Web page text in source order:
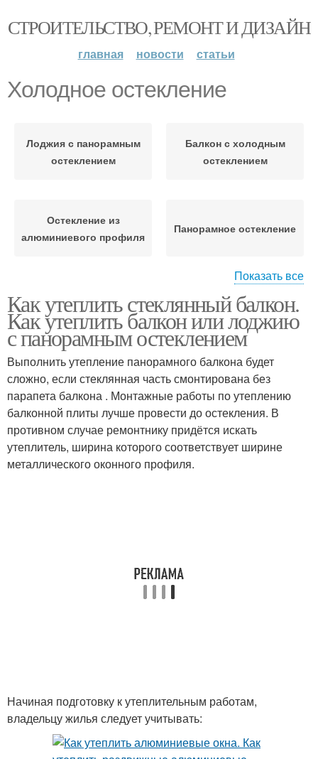
СТРОИТЕЛЬСТВО, РЕМОНТ И ДИЗАЙН
главная новости статьи
Холодное остекление
Лоджия с панорамным
остеклением
Балкон с холодным
остеклением
Остекление из
алюминиевого профиля
Панорамное остекление
Теплое остекление
Показать все
Как утеплить стеклянный балкон.
Как утеплить балкон или лоджию
с панорамным остеклением
Выполнить утепление панорамного балкона будет
сложно, если стеклянная часть смонтирована без
парапета балкона . Монтажные работы по утеплению
балконной плиты лучше провести до остекления. В
противном случае ремонтнику придётся искать
утеплитель, ширина которого соответствует ширине
металлического оконного профиля.
Начиная подготовку к утеплительным работам,
владельцу жилья следует учитывать: